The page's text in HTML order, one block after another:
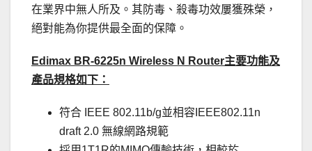
在業界中無人所及。其防毒、殺毒功效屢獲殊榮，
絕對能為你提供最全面的保障。
Edimax BR-6225n Wireless N Router主要功能及
產品規格如下：
符合 IEEE 802.11b/g並相容IEEE802.11n
draft 2.0 無線網路規範